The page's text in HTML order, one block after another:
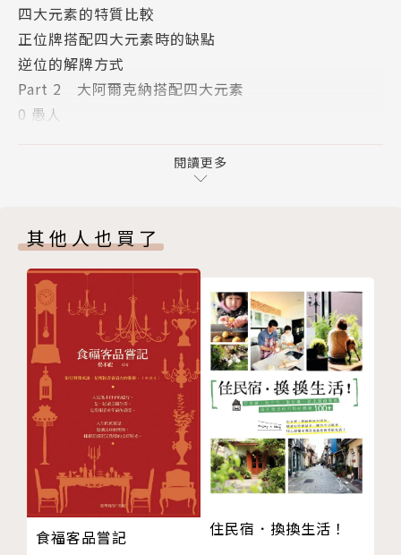
本書著重分析每張牌的細部象徵，了解牌義中的根源特
質，讓讀者明確的推判出事件具體的發展，面對客人的
靈魂拷問，不再受限於制式的牌義或是用碎片般的關鍵
字來解牌，可以順利連結牌卡訊息與事件，提升準度與
信心！
相反的意義。以元素生剋靈活解讀牌意，推導出合理又
精準的解釋。
‧正位牌義與元素的關係：每張牌遇到什麼樣的元素，
會出現什麼樣的優缺（弱）點，用每張牌的元素去對應
問題。（歡迎詳見內文試閱舉例）
‧8種牌陣解牌實占：以實際案例說明實占技巧與解牌
方法，每一個線索都有嚴謹的解釋。
牌陣一 時間之流
牌陣二 聖三角
牌陣三 二擇一
牌陣四 大十字
四大元素的特質比較
正位牌搭配四大元素時的缺點
逆位的解牌方式
Part 2 大阿爾克納搭配四大元素
0 愚人
5 教皇
6 戀人
7 戰車
8 力量
9 隱者
10 命運之輪
11 正義
12 倒吊人
13 死神
14 節制
15 惡魔
16 塔
17 星星
閱讀更多
其他人也買了
食福客品嘗記 住民宿．換換生活！